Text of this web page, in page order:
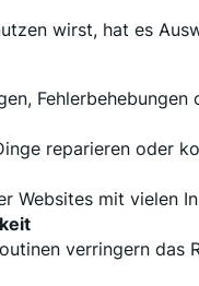
wirst, hat es
reparieren oder
Websites mit vielen
verringern das